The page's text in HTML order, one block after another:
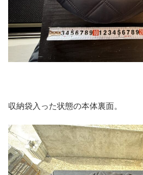
収納袋入った状態の本体裏面。